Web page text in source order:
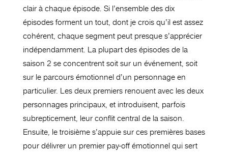
clair à chaque épisode. Si l’ensemble des dix
épisodes forment un tout, dont je crois qu’il est assez
cohérent, chaque segment peut presque s’apprécier
indépendamment. La plupart des épisodes de la
saison 2 se concentrent soit sur un événement, soit
sur le parcours émotionnel d’un personnage en
particulier. Les deux premiers renouent avec les deux
personnages principaux, et introduisent, parfois
subrepticement, leur conflit central de la saison.
Ensuite, le troisième s’appuie sur ces premières bases
pour délivrer un premier pay-off émotionnel qui sert